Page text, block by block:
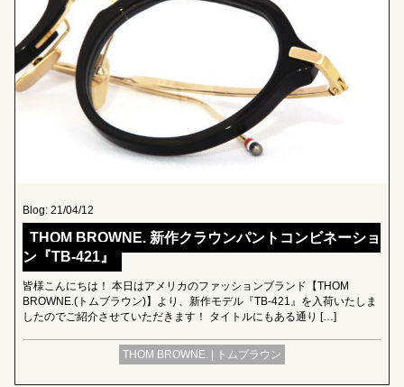
Blog: 21/04/12
THOM BROWNE. 新作クラウンパントコンビネーショ
ン『TB-421』
皆様こんにちは！ 本日はアメリカのファッションブランド【THOM
BROWNE.(トムブラウン)】より、新作モデル『TB-421』を入荷いたしま
したのでご紹介させていただきます！ タイトルにもある通り […]
THOM BROWNE. | トムブラウン